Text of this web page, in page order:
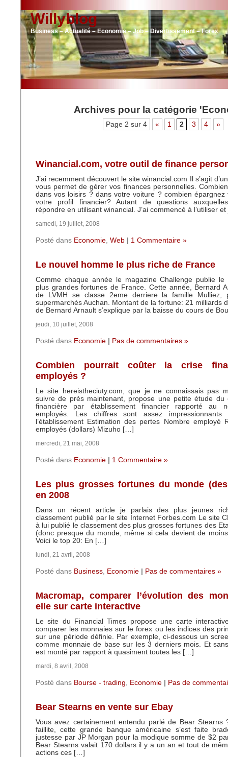
Willyblog
Business – Actualité – Economie – Job – Divertissement – Forex
Archives pour la catégorie
Page 2 sur 4 « 1 2 3 4 »
Winancial.com, votre outil de finance
J’ai recemment découvert le site winancial.com Il s’agit
vous permet de gérer vos finances personnelles.
dans vos loisirs ? dans votre voiture ? combien épargnez
votre profil financier? Autant de questions
répondre en utilisant winancial. J’ai commencé à l’utiliser
samedi, 19 juillet, 2008
Posté dans Economie, Web 1 Commentaire »
Le nouvel homme le plus riche de France
Comme chaque année le magazine Challenge publie le
plus grandes fortunes de France. Cette année, Bernard
de LVMH se classe 2eme derriere la famille Mulliez,
supermarchés Auchan. Montant de la fortune: 21 milliards
de Bernard Arnault s’explique par la baisse du cours de
jeudi, 10 juillet, 2008
Posté dans Economie Pas de commentaires »
Combien pourrait coûter la crise
employés ?
Le site hereistheciuty.com, que je ne connaissais pas
suivre de près maintenant, propose une petite étude
financière par établissement financier rapporté au
employés. Les chiffres sont assez
l’établissement Estimation des pertes Nombre employé
employés (dollars) Mizuho […]
mercredi, 21 mai, 2008
Posté dans Economie 1 Commentaire »
Les plus grosses fortunes du monde
en 2008
Dans un récent article je parlais des plus jeunes
classement publié par le site Internet Forbes.com Le site
à lui publié le classement des plus grosses fortunes des
(donc presque du monde, même si cela devient de
Voici le top 20: En […]
lundi, 21 avril, 2008
Posté dans Business, Economie Pas de commentaires »
Macromap, comparer l’évolution des
elle sur carte interactive
Le site du Financial Times propose une carte
comparer les monnaies sur le forex ou les indices des
sur une période définie. Par exemple, ci-dessous un
comme monnaie de base sur les 3 derniers mois. Et
est monté par rapport à quasiment toutes les […]
mardi, 8 avril, 2008
Posté dans Bourse - trading, Economie Pas de
Bear Stearns en vente sur Ebay
Vous avez certainement entendu parlé de Bear Stearns
faillite, cette grande banque américaine s’est faite
justesse par JP Morgan pour la modique somme de $2
Bear Stearns valait 170 dollars il y a un an et tout de
actions ces […]